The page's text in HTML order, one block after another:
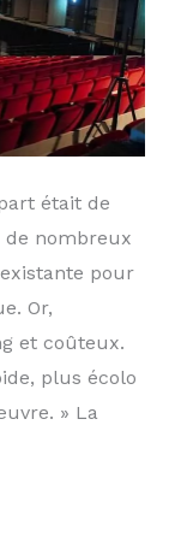
était de
nombreux
pour
Or,
et coûteux.
plus écolo
» La